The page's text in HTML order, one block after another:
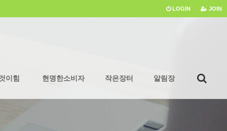
JOIN
LOGIN
이힘 현명한소비자 작은장터 알림장